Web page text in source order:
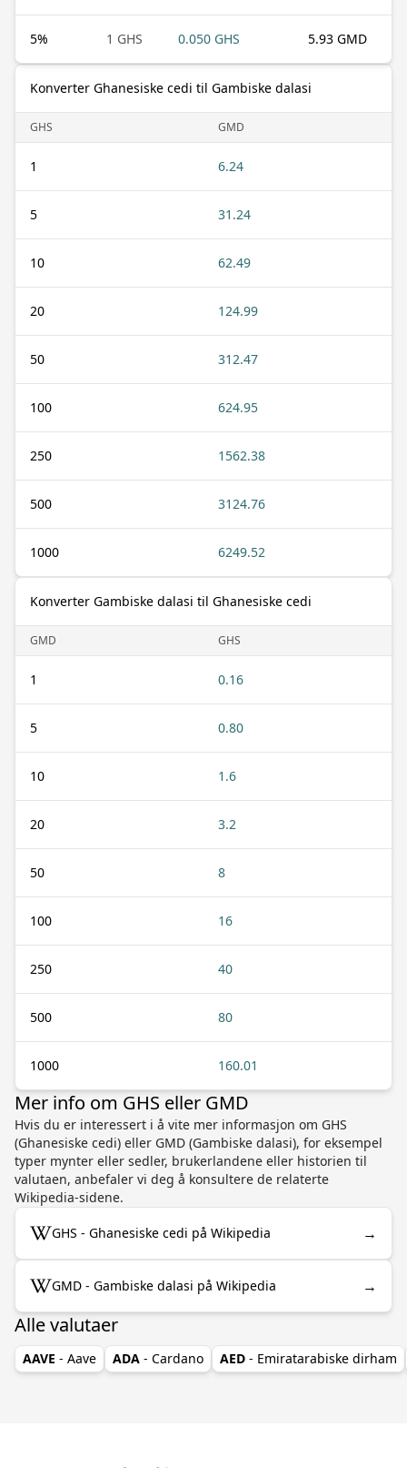
5% 1 GHS 0.050 GHS 5.93 GMD
Konverter Ghanesiske cedi til Gambiske dalasi
GHS GMD
1 6.24
5 31.24
10 62.49
20 124.99
50 312.47
100 624.95
250 1562.38
500 3124.76
1000 6249.52
Konverter Gambiske dalasi til Ghanesiske cedi
GMD GHS
1 0.16
5 0.80
10 1.6
20 3.2
50 8
100 16
250 40
500 80
1000 160.01
Mer info om GHS eller GMD
Hvis du er interessert i å vite mer informasjon om GHS
(Ghanesiske cedi) eller GMD (Gambiske dalasi), for eksempel
typer mynter eller sedler, brukerlandene eller historien til
valutaen, anbefaler vi deg å konsultere de relaterte
Wikipedia-sidene.
GHS - Ghanesiske cedi på Wikipedia →
GMD - Gambiske dalasi på Wikipedia →
Alle valutaer
AAVE - Aave ADA - Cardano AED - Emiratarabiske dirham